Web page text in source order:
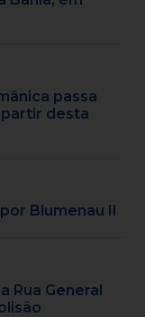
passa
desta
Blumenau II
Rua General